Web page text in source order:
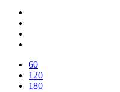
60
120
180